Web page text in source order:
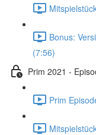
Bonus:
(7:56)
Prim 2021 -
Prim